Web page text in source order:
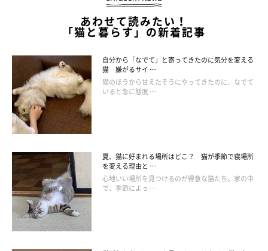
素を十分に吸収できないことがあります。一気に食べてしまうタ
イプのコには、お皿の中がでこぼこしているフードボウルを選ぶ
のがおすすめ。食べにくくなることで一気食いを防止し、スムー
ズな消化の助けになります。
でこぼこ型のフードボウルの使用が難しい場合は、フードを小分
けにして与えるなど、少しずつ食べてくれるような工夫をしてみ
ましょう。
あわせて読みたい！
「猫と暮らす」の新着記事
自分から「なでて」と寄ってきたのに気分を変える
猫 嫌がるサイ …
猫のほうから甘えたそうにやってきたのに、なでて
いると急に態度 …
夏、猫に好まれる場所はどこ？ 猫が季節で寝場所
を変える理由と …
心地いい場所を見つけるのが得意な猫たち。家の中
で、季節によっ …